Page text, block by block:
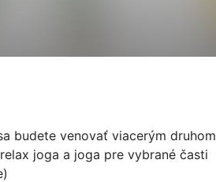
budete venovať viacerým druhom
joga a joga pre vybrané časti